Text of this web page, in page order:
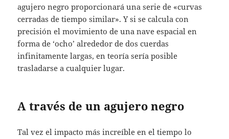
agujero negro proporcionará una serie de «curvas
cerradas de tiempo similar». Y si se calcula con
precisión el movimiento de una nave espacial en
forma de ‘ocho’ alrededor de dos cuerdas
infinitamente largas, en teoría sería posible
trasladarse a cualquier lugar.
A través de un agujero negro
Tal vez el impacto más increíble en el tiempo lo